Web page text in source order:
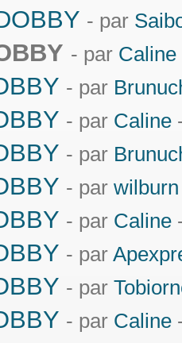
- par
- par Caline
- par
- par Caline
- par
- par wilburn
- par Caline
- par
- par
- par Caline